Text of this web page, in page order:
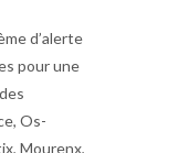
d’alerte
pour une
Os-
Mourenx,